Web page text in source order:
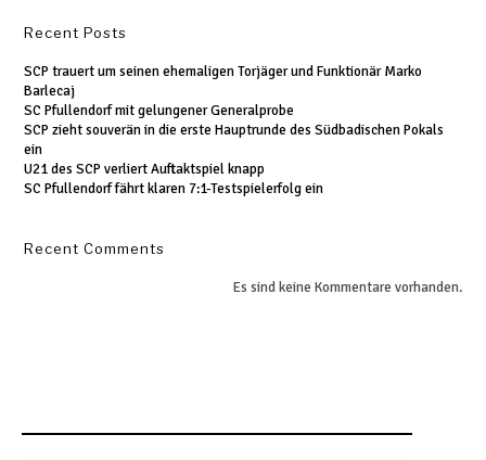
Recent Posts
SCP trauert um seinen ehemaligen Torjäger und Funktionär Marko
Barlecaj
SC Pfullendorf mit gelungener Generalprobe
SCP zieht souverän in die erste Hauptrunde des Südbadischen Pokals
ein
U21 des SCP verliert Auftaktspiel knapp
SC Pfullendorf fährt klaren 7:1-Testspielerfolg ein
Recent Comments
Es sind keine Kommentare vorhanden.